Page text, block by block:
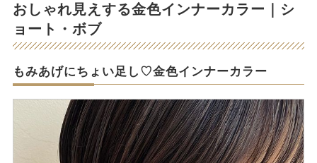
おしゃれ見えする金色インナーカラー｜シ
ョート・ボブ
もみあげにちょい足し♡金色インナーカラー